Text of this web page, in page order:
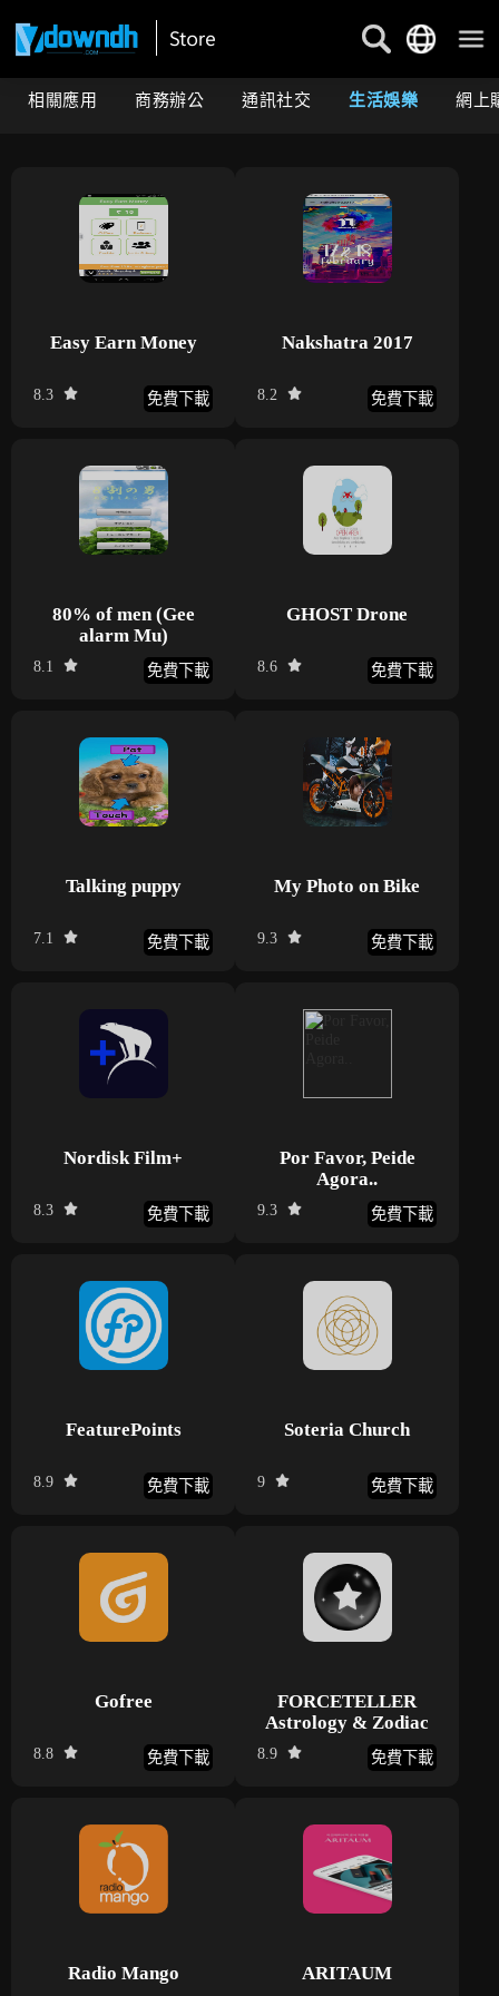
相關應用 商務辦公 通訊社交 生活娛樂 網上
Easy Earn Money
8.3 免費下載
Nakshatra 2017
8.2 免費下載
80% of men (Gee
alarm Mu)
8.1 免費下載
GHOST Drone
8.6 免費下載
Talking puppy
7.1 免費下載
My Photo on Bike
9.3 免費下載
Nordisk Film+
8.3 免費下載
Por Favor, Peide
Agora..
9.3 免費下載
FeaturePoints
8.9 免費下載
Soteria Church
9 免費下載
Gofree
8.8 免費下載
FORCETELLER
Astrology & Zodiac
8.9 免費下載
Radio Mango ARITAUM